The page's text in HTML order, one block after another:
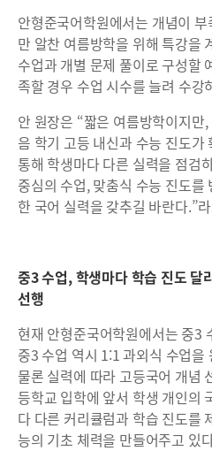
안형준국어학원에서는 개념이
만 알찬 여름방학을 위해 특강을
수업과 개별 문제 풀이로 구성할
족할 경우 수업 시수를 늘려 수강
안 원장은 “짧은 여름방학이지
음 학기 고등 내신과 수능 진도가
통해 학생마다 다른 실력을 점검
중심의 수업, 맞춤식 수능 진도를
한 국어 실력을 갖추길 바란다.”
중3 수업, 학생마다 학습 진도 달
선행
현재 안형준국어학원에서는 중3
중3 수업 역시 1:1 과외식 수업을
물론 실력에 따라 고등국어 개념
등학교 입학에 앞서 학생 개인의
다 다른 커리큘럼과 학습 진도를
능의 기초 체력을 만들어주고 있